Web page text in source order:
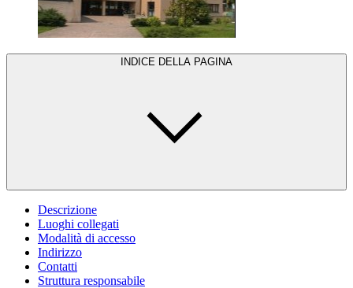
INDICE DELLA PAGINA
Descrizione
Luoghi collegati
Modalità di accesso
Indirizzo
Contatti
Struttura responsabile